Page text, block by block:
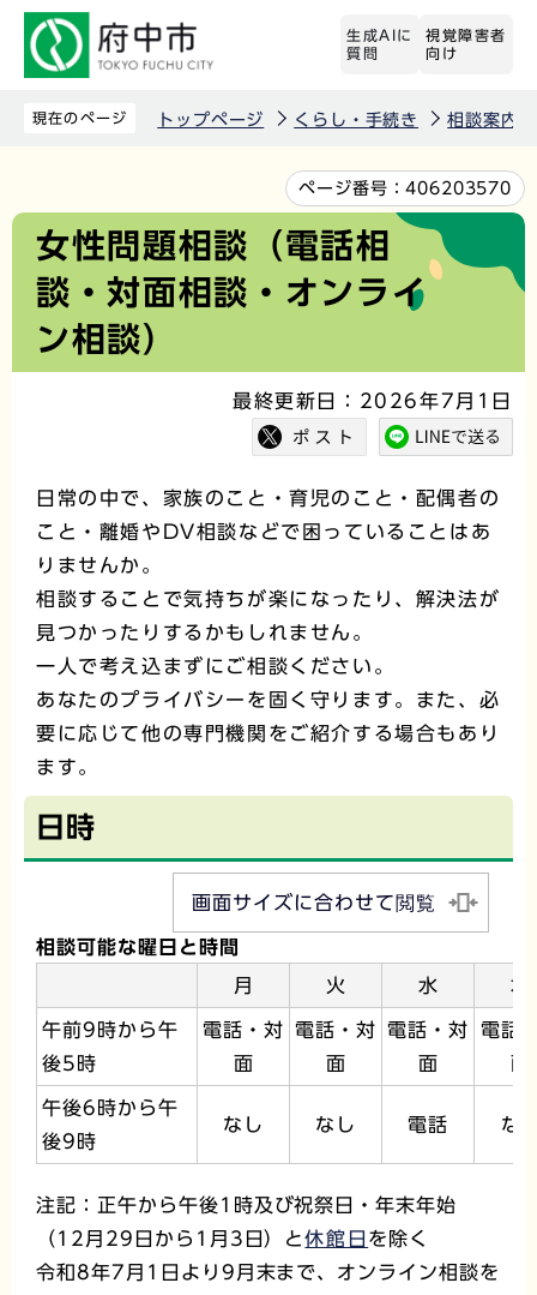
先
生成AIに
質問
視覚障害者
向け
現在のページ トップページ くらし・手続き 相談案内
文
ページ番号：406203570
女性問題相談（電話相
談・対面相談・オンライ
ン相談）
最終更新日：2026年7月1日
日常の中で、家族のこと・育児のこと・配偶者の
こと・離婚やDV相談などで困っていることはあ
りませんか。
相談することで気持ちが楽になったり、解決法が
見つかったりするかもしれません。
一人で考え込まずにご相談ください。
あなたのプライバシーを固く守ります。また、必
要に応じて他の専門機関をご紹介する場合もあり
ます。
日時
画面サイズに合わせて閲覧
相談可能な曜日と時間
月
火 水 木
午前9時から午
後5時
電話・対
面
電話・対
面
電話・対
面
電話
面
午後6時から午
後9時
なし なし 電話 な
注記：正午から午後1時及び祝祭日・年末年始
（12月29日から1月3日）と休館日 を除く
令和8年7月1日より9月末まで、オンライン相談を